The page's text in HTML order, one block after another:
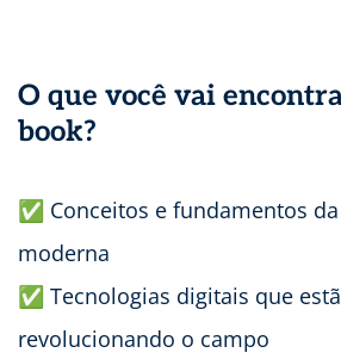
O que você vai
book?
✅ Conceitos e fundamentos
moderna
✅ Tecnologias digitais que
revolucionando o campo